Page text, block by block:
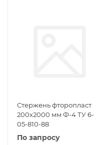
Стержень фторопласт
200х2000 мм Ф-4 ТУ 6-
05-810-88
По запросу